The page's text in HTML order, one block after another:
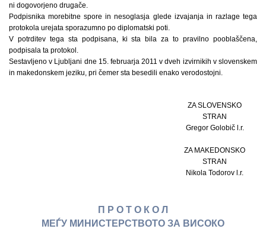
ni dogovorjeno drugače.
Podpisnika morebitne spore in nesoglasja glede izvajanja in razlage tega
protokola urejata sporazumno po diplomatski poti.
V potrditev tega sta podpisana, ki sta bila za to pravilno pooblaščena,
podpisala ta protokol.
Sestavljeno v Ljubljani dne 15. februarja 2011 v dveh izvirnikih v slovenskem
in makedonskem jeziku, pri čemer sta besedili enako verodostojni.
ZA SLOVENSKO
STRAN
Gregor Golobič l.r.
ZA MAKEDONSKO
STRAN
Nikola Todorov l.r.
П Р О Т О К О Л
МЕЃУ МИНИСТЕРСТВОТО ЗА ВИСОКО